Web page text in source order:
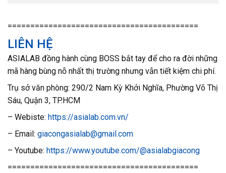
==========================================
LIÊN HỆ
ASIALAB đồng hành cùng BOSS bắt tay để cho ra đời những
mã hàng bùng nỗ nhất thị trường nhưng vẫn tiết kiệm chi phí.
Trụ sở văn phòng: 290/2 Nam Kỳ Khởi Nghĩa, Phường Võ Thị
Sáu, Quận 3, TP.HCM
– Webiste: https://asialab.com.vn/
– Email: giacongasialab@gmail.com
– Youtube: https://www.youtube.com/@asialabgiacong
==========================================